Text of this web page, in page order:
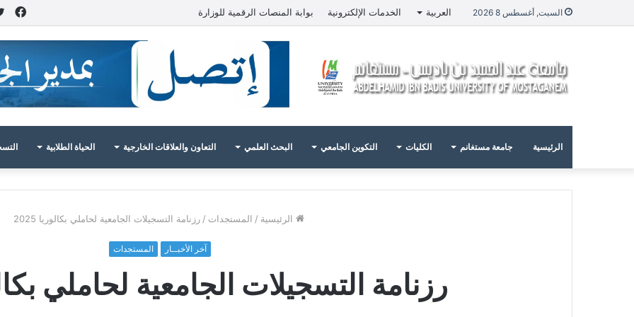
السبت, أغسطس 8 2026 العربية الخدمات الإلكترونية بوابة المنصات الرقمية للوزارة
الرئيسية جامعة مستغانم الكليات التكوين الجامعي البحث العلمي التعاون والعلاقات الخارجية الحياة الطلابية
الرئيسية / المستجدات / رزنامة التسجيلات الجامعية لحاملي بكالوريا 2025
آخر الأخبــار المستجدات
رزنامة التسجيلات الجامعية لحاملي